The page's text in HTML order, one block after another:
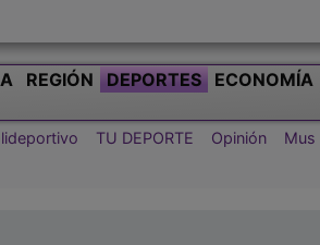
REGIÓN DEPORTES ECONOMÍA
TU DEPORTE Opinión Mus